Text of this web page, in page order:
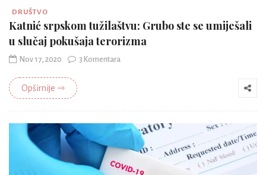
DRUŠTVO
Katnić srpskom tužilaštvu: Grubo ste se umiješali
u slučaj pokušaja terorizma
Nov 17, 2020 3 Komentara
Opširnije ⇾